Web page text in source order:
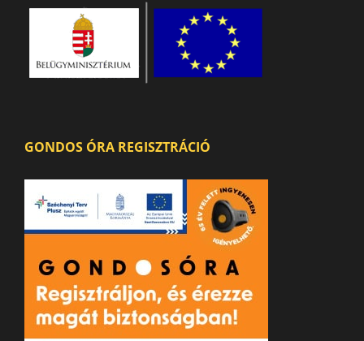
GONDOS ÓRA REGISZTRÁCIÓ